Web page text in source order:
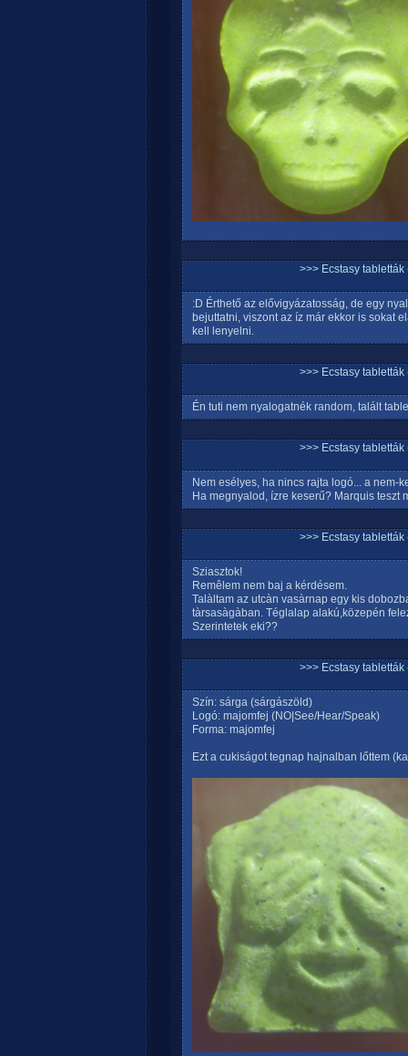
>>> Ecstasy tabletták
:D Érthető az elővigyázatosság, de egy
bejuttatni, viszont az íz már ekkor is sokat
kell lenyelni.
>>> Ecstasy tabletták
Én tuti nem nyalogatnék random, talált
>>> Ecstasy tabletták
Nem esélyes, ha nincs rajta logó... a nem-
Ha megnyalod, ízre keserű? Marquis teszt
>>> Ecstasy tabletták
Sziasztok!
Remêlem nem baj a kérdésem.
Talàltam az utcàn vasàrnap egy kis
tàrsasàgàban. Téglalap alakú,közepén
Szerintetek eki??
>>> Ecstasy tabletták
Szín: sárga (sárgászöld)
Logó: majomfej (NO|See/Hear/Speak)
Forma: majomfej
Ezt a cukiságot tegnap hajnalban lőttem